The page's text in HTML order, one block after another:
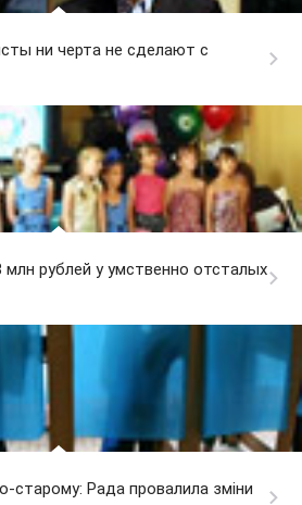
ни черта не сделают с
рублей у умственно отсталых
старому: Рада провалила зміни